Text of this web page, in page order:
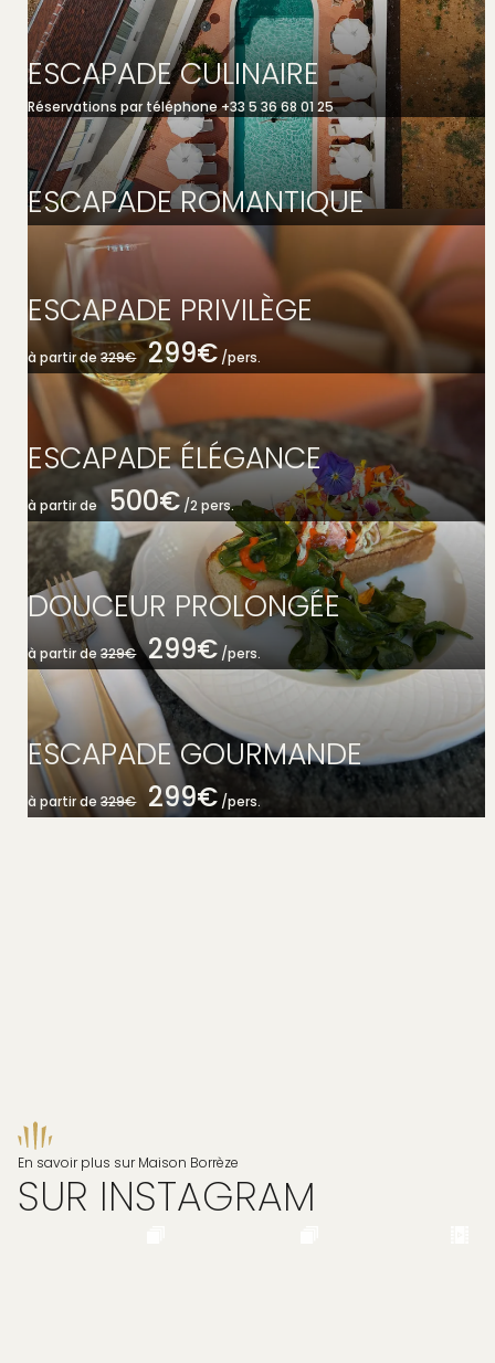
ESCAPADE CULINAIRE
Réservations par téléphone +33 5 36 68 01 25
ESCAPADE ROMANTIQUE
ESCAPADE PRIVILÈGE
à partir de329€ 299€ /pers.
ESCAPADE ÉLÉGANCE
à partir de 500€ /2 pers.
DOUCEUR PROLONGÉE
à partir de329€ 299€ /pers.
ESCAPADE GOURMANDE
à partir de329€ 299€ /pers.
En savoir plus sur Maison Borrèze
SUR INSTAGRAM